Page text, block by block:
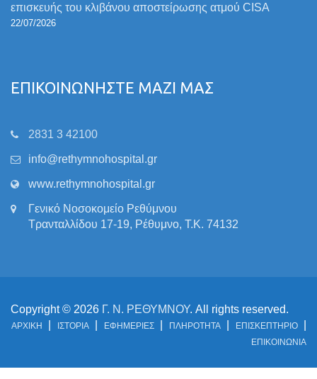
επισκευής του κλιβάνου αποστείρωσης ατμού CISA
22/07/2026
ΕΠΙΚΟΙΝΩΝΗΣΤΕ ΜΑΖΙ ΜΑΣ
2831 3 42100
info@rethymnohospital.gr
www.rethymnohospital.gr
Γενικό Νοσοκομείο Ρεθύμνου
Τρανταλλίδου 17-19, Ρέθυμνο, Τ.Κ. 74132
Copyright © 2026 Γ. Ν. ΡΕΘΥΜΝΟΥ. All rights reserved.
ΑΡΧΙΚΗ ΙΣΤΟΡΙΑ ΕΦΗΜΕΡΙΕΣ ΠΛΗΡΟΤΗΤΑ
ΕΠΙΣΚΕΠΤΗΡΙΟ
ΕΠΙΚΟΙΝΩΝΙΑ